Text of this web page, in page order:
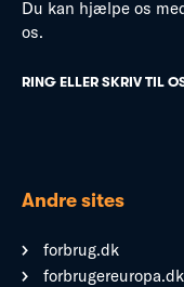
Du kan hjælpe os
os.
RING ELLER SKRIV TIL
Andre sites
forbrug.dk
forbrugereuropa.dk